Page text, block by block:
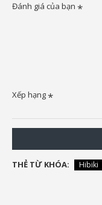
Đánh giá của bạn
Xếp hạng
THẺ TỪ KHÓA: Hibiki